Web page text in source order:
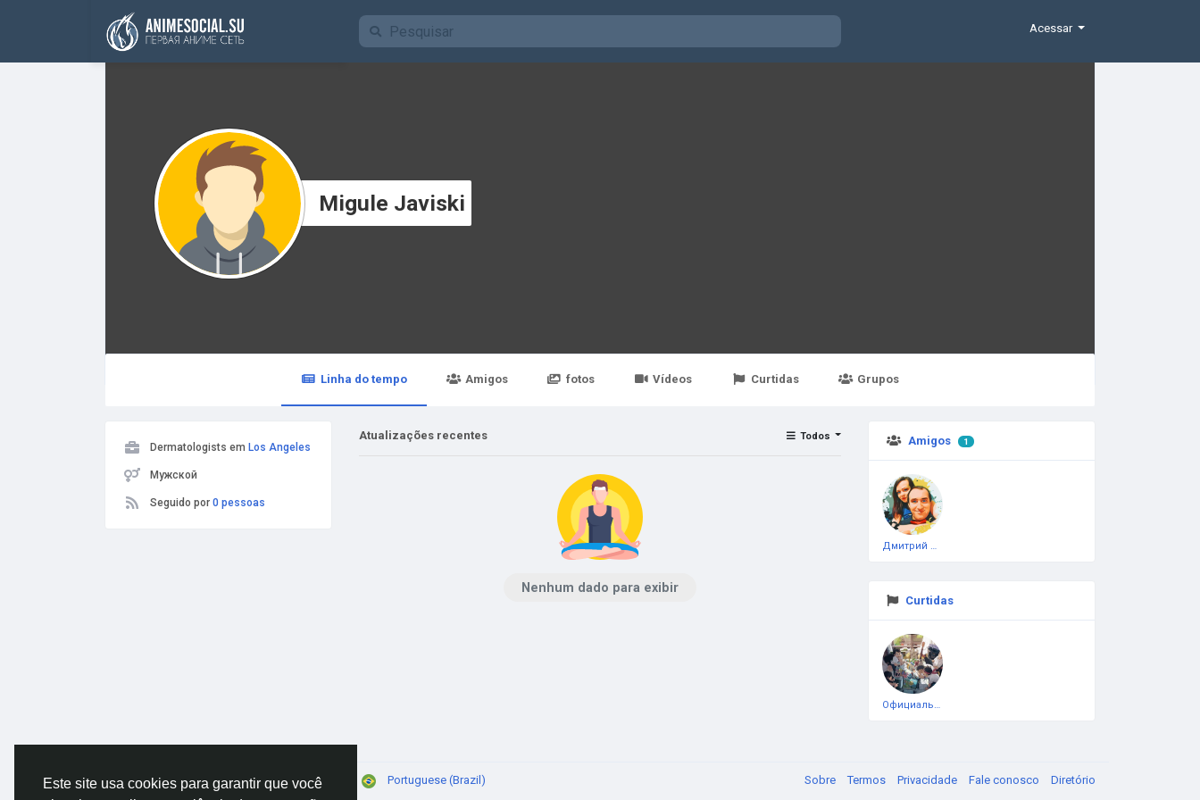
Este site usa cookies para garantir que você
Funding
Acessar
Migule Javiski
Linha do tempo Amigos fotos Vídeos Curtidas Grupos
Dermatologists em Los Angeles
Мужской
Seguido por 0 pessoas
Amigos 1
Дмитрий Чеботарёв
Curtidas
Официальная тестовая страница
Atualizações recentes Todos
Nenhum dado para exibir
© 2026 AnimeSocial.SU - Первая аниме сеть! Portuguese (Brazil) Sobre Termos Privacidade Fale conosco Diretório